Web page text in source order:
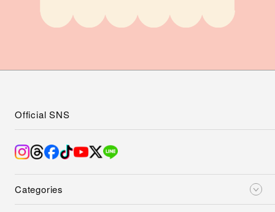
Categories
Official SNS